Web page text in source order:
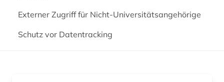
Externer Zugriff für Nicht-Universitätsangehörige
Schutz vor Datentracking